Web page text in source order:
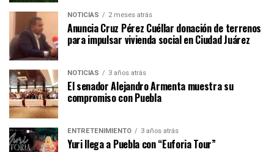
NOTICIAS 2 meses atrás
Anuncia Cruz Pérez Cuéllar donación de terrenos
para impulsar vivienda social en Ciudad Juárez
NOTICIAS 3 años atrás
El senador Alejandro Armenta muestra su
compromiso con Puebla
ENTRETENIMIENTO 3 años atrás
Yuri llega a Puebla con “Euforia Tour”